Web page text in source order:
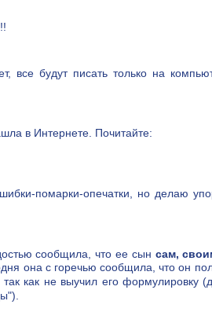
все будут писать только на
в Интернете. Почитайте:
помарки-опечатки, но делаю
сообщила, что ее сын сам,
она с горечью сообщила, что он
как не выучил его формулировку